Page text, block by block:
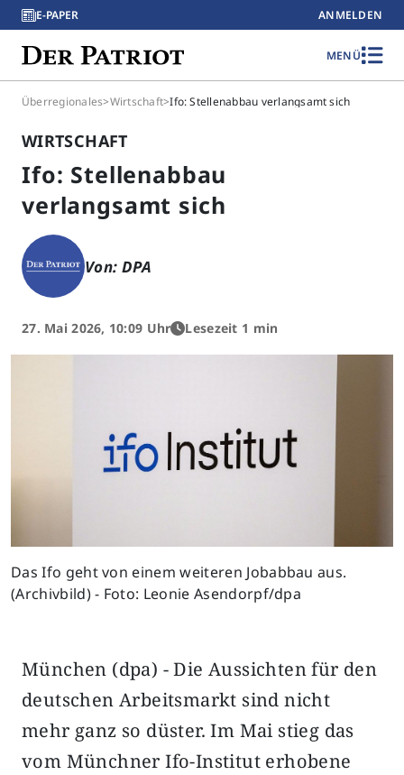
E-PAPER ANMELDEN
MENÜ
Überregionales>Wirtschaft>Ifo: Stellenabbau verlangsamt sich
WIRTSCHAFT
Ifo: Stellenabbau
verlangsamt sich
Von: DPA
27. Mai 2026, 10:09 Uhr Lesezeit 1 min
Das Ifo geht von einem weiteren Jobabbau aus.
(Archivbild) - Foto: Leonie Asendorpf/dpa
München (dpa) - Die Aussichten für den
deutschen Arbeitsmarkt sind nicht
mehr ganz so düster. Im Mai stieg das
vom Münchner Ifo-Institut erhobene